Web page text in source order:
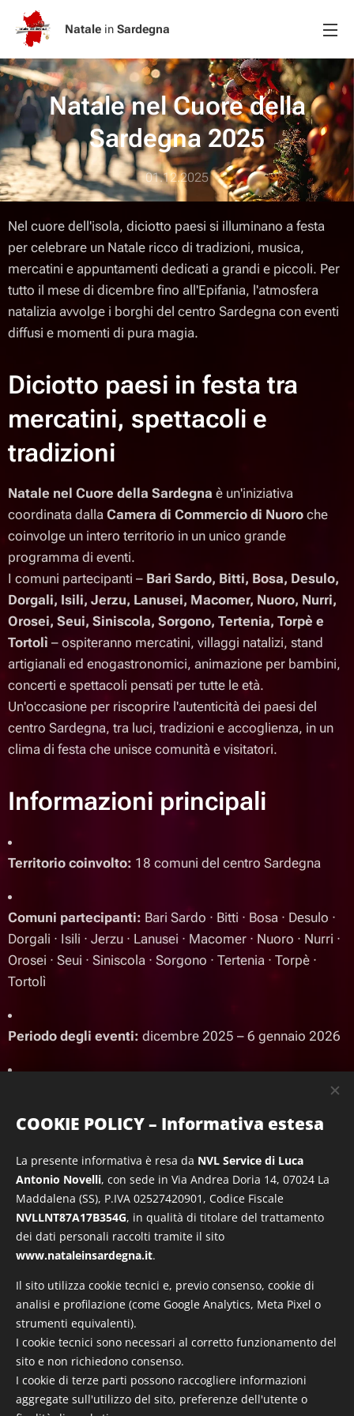
Natale in Sardegna
Natale nel Cuore della
Sardegna 2025
01.12.2025
Nel cuore dell'isola, diciotto paesi si illuminano a festa
per celebrare un Natale ricco di tradizioni, musica,
mercatini e appuntamenti dedicati a grandi e piccoli. Per
tutto il mese di dicembre fino all'Epifania, l'atmosfera
natalizia avvolge i borghi del centro Sardegna con eventi
diffusi e momenti di pura magia.
Diciotto paesi in festa tra
mercatini, spettacoli e
tradizioni
Natale nel Cuore della Sardegna è un'iniziativa
coordinata dalla Camera di Commercio di Nuoro che
coinvolge un intero territorio in un unico grande
programma di eventi.
I comuni partecipanti – Bari Sardo, Bitti, Bosa, Desulo,
Dorgali, Isili, Jerzu, Lanusei, Macomer, Nuoro, Nurri,
Orosei, Seui, Siniscola, Sorgono, Tertenia, Torpè e
Tortolì – ospiteranno mercatini, villaggi natalizi, stand
artigianali ed enogastronomici, animazione per bambini,
concerti e spettacoli pensati per tutte le età.
Un'occasione per riscoprire l'autenticità dei paesi del
centro Sardegna, tra luci, tradizioni e accoglienza, in un
clima di festa che unisce comunità e visitatori.
Informazioni principali
Territorio coinvolto: 18 comuni del centro Sardegna
Comuni partecipanti: Bari Sardo · Bitti · Bosa · Desulo ·
Dorgali · Isili · Jerzu · Lanusei · Macomer · Nuoro · Nurri ·
Orosei · Seui · Siniscola · Sorgono · Tertenia · Torpè ·
Tortolì
Periodo degli eventi: dicembre 2025 – 6 gennaio 2026
mercatini, villaggi natalizi, stand artigianali ed
spettacoli e iniziative diffuse
SCOPRI DI PIÙ
Share
COOKIE POLICY – Informativa estesa
La presente informativa è resa da NVL Service di Luca
Antonio Novelli, con sede in Via Andrea Doria 14, 07024 La
Maddalena (SS), P.IVA 02527420901, Codice Fiscale
NVLLNT87A17B354G, in qualità di titolare del trattamento
dei dati personali raccolti tramite il sito
www.nataleinsardegna.it.
Il sito utilizza cookie tecnici e, previo consenso, cookie di
analisi e profilazione (come Google Analytics, Meta Pixel o
strumenti equivalenti).
I cookie tecnici sono necessari al corretto funzionamento del
sito e non richiedono consenso.
I cookie di terze parti possono raccogliere informazioni
aggregate sull'utilizzo del sito, preferenze dell'utente o